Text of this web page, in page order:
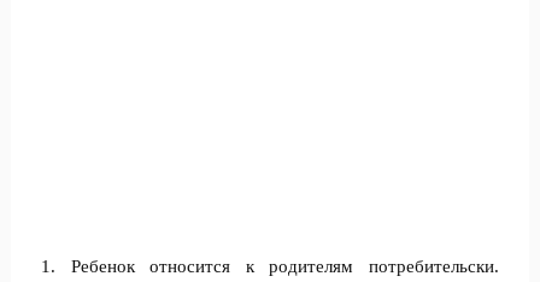
1. Ребенок относится к родителям потребительски.